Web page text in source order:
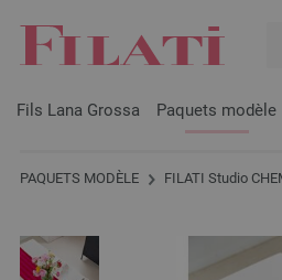
Fils Lana Grossa Paquets modèle
PAQUETS MODÈLE FILATI Studio